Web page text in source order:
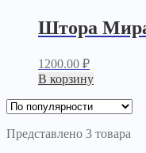
Штора
1200.00 ₽
В корзину
Представлено 3 товара